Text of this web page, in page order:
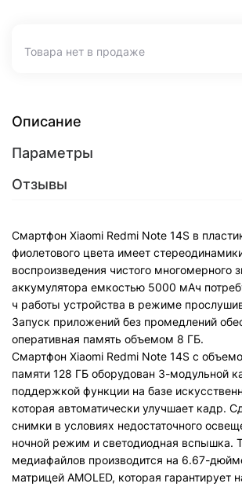
Товара нет в продаже
Описание
Параметры
Отзывы
Смартфон Xiaomi Redmi Note 14S в
фиолетового цвета имеет
воспроизведения чистого многомерного
аккумулятора емкостью 5000 мАч
ч работы устройства в режиме
Запуск приложений без промедлений
оперативная память объемом 8 ГБ.
Смартфон Xiaomi Redmi Note 14S с
памяти 128 ГБ оборудован 3-модульной
поддержкой функции на базе
которая автоматически улучшает кадр.
снимки в условиях недостаточного
ночной режим и светодиодная вспышка.
медиафайлов производится на 6.67-
матрицей AMOLED, которая гарантирует